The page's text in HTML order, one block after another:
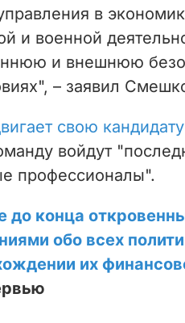
в
и военной
и внешнюю
– заявил
свою
войдут
профессионалы".
конца
обо всех
их